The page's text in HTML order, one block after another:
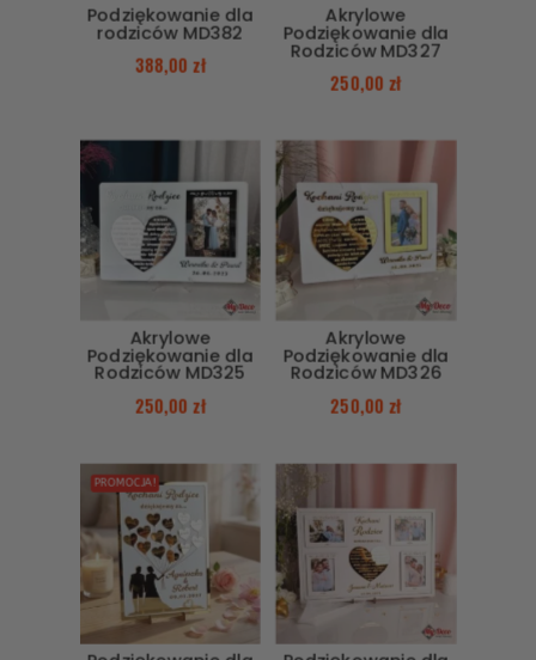
Podziękowanie dla
rodziców MD382
388,00zł
Akrylowe
Podziękowanie dla
Rodziców MD327
250,00 zł
Akrylowe
Podziękowanie dla
Rodziców MD325
250,00zł
Akrylowe
Podziękowanie dla
Rodziców MD326
250,00 zł
PROMOCJA!